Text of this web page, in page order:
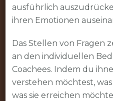
ausführlich
ihren Emotionen
Das Stellen von Fragen
an den individuellen
Coachees. Indem du
verstehen möchtest,
was sie erreichen